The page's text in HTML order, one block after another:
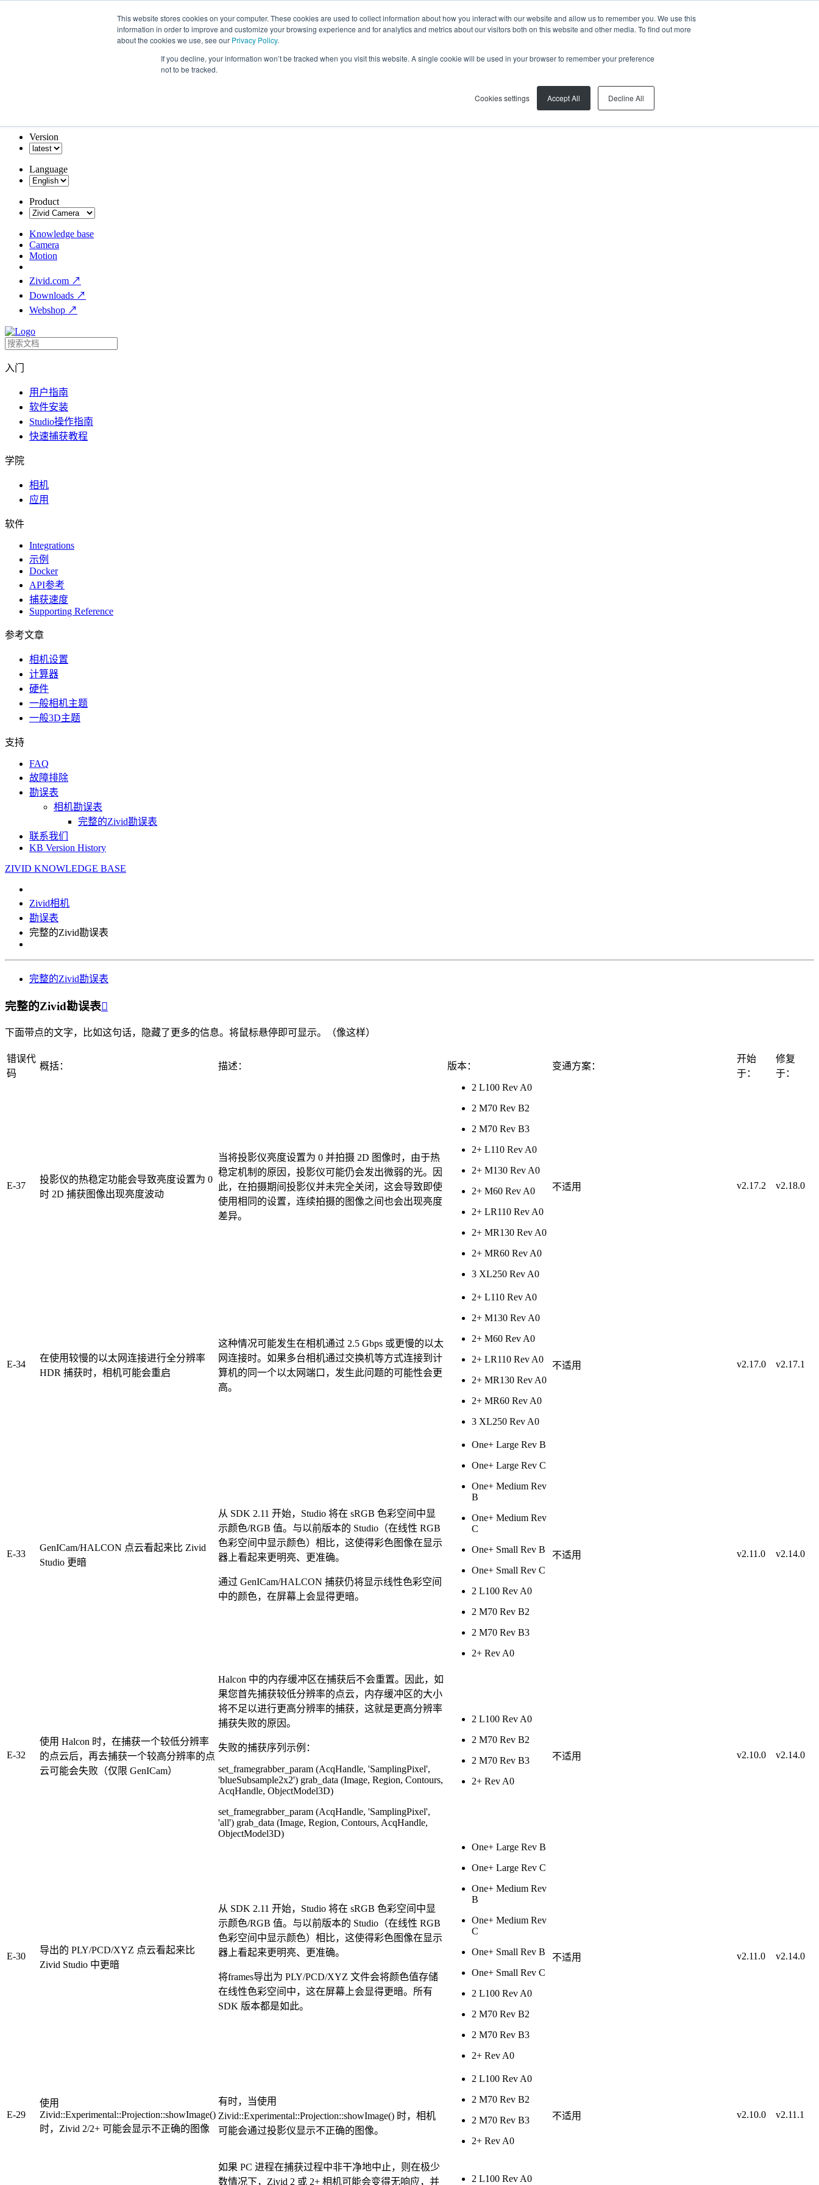
This website stores cookies on your computer. These cookies are used to collect information about how you interact with our website and allow us to remember you. We use this
information in order to improve and customize your browsing experience and for analytics and metrics about our visitors both on this website and other media. To find out more
about the cookies we use, see our Privacy Policy.
If you decline, your information won’t be tracked when you visit this website. A single cookie will be used in your browser to remember your preference
not to be tracked.
Cookies settings Accept All Decline All
Version
Language
Product
Knowledge base
Camera
Motion
Zivid.com ↗
Downloads ↗
Webshop ↗
入门
用户指南
软件安装
Studio操作指南
快速捕获教程
学院
相机
应用
软件
Integrations
示例
Docker
API参考
捕获速度
Supporting Reference
参考文章
相机设置
计算器
硬件
一般相机主题
一般3D主题
支持
FAQ
故障排除
勘误表
相机勘误表
完整的Zivid勘误表
联系我们
KB Version History
ZIVID KNOWLEDGE BASE
Zivid相机
勘误表
完整的Zivid勘误表
完整的Zivid勘误表
完整的Zivid勘误表
下面带点的文字，比如这句话，隐藏了更多的信息。将鼠标悬停即可显示。（像这样）
错误代
码
概括： 描述： 版本： 变通方案：
开始
于：
修复
于：
E-37
投影仪的热稳定功能会导致亮度设置为 0
时 2D 捕获图像出现亮度波动
当将投影仪亮度设置为 0 并拍摄 2D 图像时，由于热
稳定机制的原因，投影仪可能仍会发出微弱的光。因
此，在拍摄期间投影仪并未完全关闭，这会导致即使
使用相同的设置，连续拍摄的图像之间也会出现亮度
差异。
2 L100 Rev A0
2 M70 Rev B2
2 M70 Rev B3
2+ L110 Rev A0
2+ M130 Rev A0
2+ M60 Rev A0
2+ LR110 Rev A0
2+ MR130 Rev A0
2+ MR60 Rev A0
3 XL250 Rev A0
不适用 v2.17.2 v2.18.0
E-34
在使用较慢的以太网连接进行全分辨率
HDR 捕获时，相机可能会重启
这种情况可能发生在相机通过 2.5 Gbps 或更慢的以太
网连接时。如果多台相机通过交换机等方式连接到计
算机的同一个以太网端口，发生此问题的可能性会更
高。
2+ L110 Rev A0
2+ M130 Rev A0
2+ M60 Rev A0
2+ LR110 Rev A0
2+ MR130 Rev A0
2+ MR60 Rev A0
3 XL250 Rev A0
不适用 v2.17.0 v2.17.1
E-33
GenICam/HALCON 点云看起来比 Zivid
Studio 更暗
从 SDK 2.11 开始，Studio 将在 sRGB 色彩空间中显
示颜色/RGB 值。与以前版本的 Studio（在线性 RGB
色彩空间中显示颜色）相比，这使得彩色图像在显示
器上看起来更明亮、更准确。
通过 GenICam/HALCON 捕获仍将显示线性色彩空间
中的颜色，在屏幕上会显得更暗。
One+ Large Rev B
One+ Large Rev C
One+ Medium Rev
B
One+ Medium Rev
C
One+ Small Rev B
One+ Small Rev C
2 L100 Rev A0
2 M70 Rev B2
2 M70 Rev B3
2+ Rev A0
不适用 v2.11.0 v2.14.0
E-32
使用 Halcon 时，在捕获一个较低分辨率
的点云后，再去捕获一个较高分辨率的点
云可能会失败（仅限 GenICam）
Halcon 中的内存缓冲区在捕获后不会重置。因此，如
果您首先捕获较低分辨率的点云，内存缓冲区的大小
将不足以进行更高分辨率的捕获，这就是更高分辨率
捕获失败的原因。
失败的捕获序列示例：
set_framegrabber_param (AcqHandle, 'SamplingPixel',
'blueSubsample2x2') grab_data (Image, Region, Contours,
AcqHandle, ObjectModel3D)
set_framegrabber_param (AcqHandle, 'SamplingPixel',
'all') grab_data (Image, Region, Contours, AcqHandle,
ObjectModel3D)
2 L100 Rev A0
2 M70 Rev B2
2 M70 Rev B3
2+ Rev A0
不适用 v2.10.0 v2.14.0
E-30
导出的 PLY/PCD/XYZ 点云看起来比
Zivid Studio 中更暗
从 SDK 2.11 开始，Studio 将在 sRGB 色彩空间中显
示颜色/RGB 值。与以前版本的 Studio（在线性 RGB
色彩空间中显示颜色）相比，这使得彩色图像在显示
器上看起来更明亮、更准确。
将frames导出为 PLY/PCD/XYZ 文件会将颜色值存储
在线性色彩空间中，这在屏幕上会显得更暗。所有
SDK 版本都是如此。
One+ Large Rev B
One+ Large Rev C
One+ Medium Rev
B
One+ Medium Rev
C
One+ Small Rev B
One+ Small Rev C
2 L100 Rev A0
2 M70 Rev B2
2 M70 Rev B3
2+ Rev A0
不适用 v2.11.0 v2.14.0
E-29
使用
Zivid::Experimental::Projection::showImage()
时，Zivid 2/2+ 可能会显示不正确的图像
有时，当使用
Zivid::Experimental::Projection::showImage() 时，相机
可能会通过投影仪显示不正确的图像。
2 L100 Rev A0
2 M70 Rev B2
2 M70 Rev B3
2+ Rev A0
不适用 v2.10.0 v2.11.1
如果 PC 进程在捕获过程中非干净地中止，则在极少
数情况下，Zivid 2 或 2+ 相机可能会变得无响应，并
2 L100 Rev A0